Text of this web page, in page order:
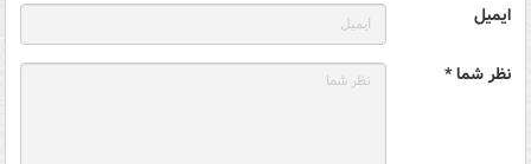
ایمیل
نظر شما *